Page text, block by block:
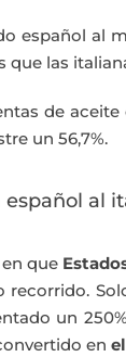
español al
que las
de
un 56,7%.
español al
que
un
en